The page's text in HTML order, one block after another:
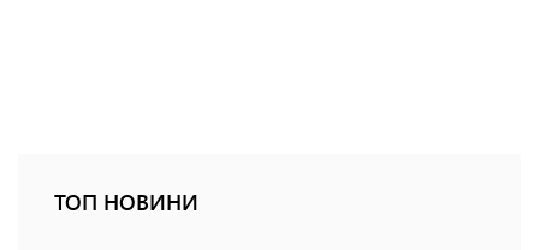
ТОП НОВИНИ